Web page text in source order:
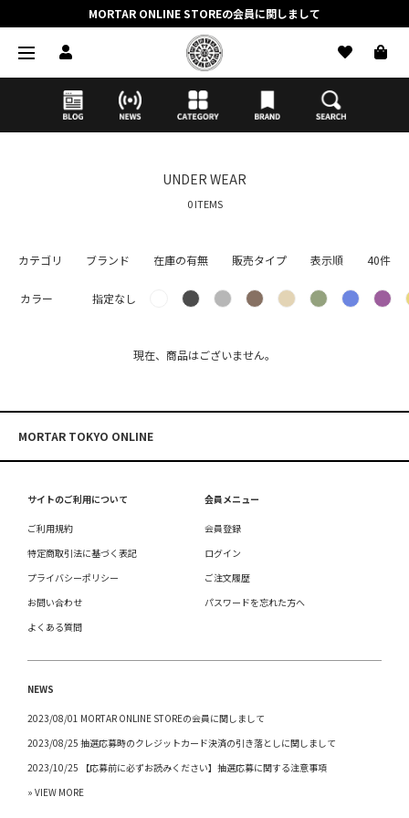
MORTAR ONLINE STOREの会員に関しまして
抽選応募時のクレジットカード決済の引き落としに関しまして
【応募前に必ずお読みください】抽選応募に関する注意事項
MORTAR ONLINE STOREの会員に関しまして
UNDER WEAR
0 ITEMS
カテゴリ ブランド 在庫の有無 販売タイプ 表示順 40件
カラー 指定なし
現在、商品はございません。
MORTAR TOKYO ONLINE
サイトのご利用について
ご利用規約
特定商取引法に基づく表記
プライバシーポリシー
お問い合わせ
よくある質問
会員メニュー
会員登録
ログイン
ご注文履歴
パスワードを忘れた方へ
NEWS
2023/08/01 MORTAR ONLINE STOREの会員に関しまして
2023/08/25 抽選応募時のクレジットカード決済の引き落としに関しまして
2023/10/25 【応募前に必ずお読みください】抽選応募に関する注意事項
» VIEW MORE